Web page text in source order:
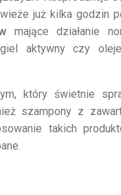
już kilka godzin
mające działanie
aktywny czy
który świetnie
szampony z
takich
Jak stosować